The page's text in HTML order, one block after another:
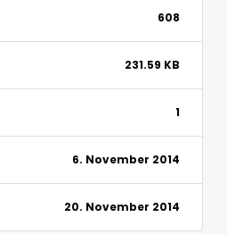
608
231.59 KB
1
6. November 2014
20. November 2014